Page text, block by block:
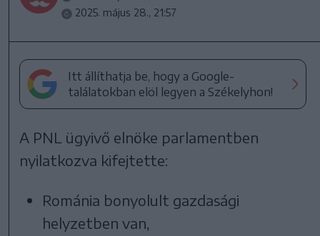
2025. május 28., 21:57
Itt állíthatja be, hogy a Google-
találatokban elöl legyen a Székelyhon!
A PNL ügyivő elnöke parlamentben
nyilatkozva kifejtette:
Románia bonyolult gazdasági
helyzetben van,